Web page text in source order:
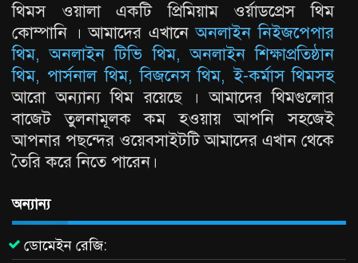
থিমস ওয়ালা একটি প্রিমিয়াম ওর্য়াডপ্রেস থিম
কোম্পানি । আমাদের এখানেঅনলাইন নিইজপেপার
থিম, অনলাইন টিভি থিম, অনলাইন শিক্ষাপ্রতিষ্ঠান
থিম, পার্সনাল থিম, বিজনেস থিম, ই-কর্মাস থিমসহ
আরো অন্যান্য থিম রয়েছে । আমাদের থিমগুলোর
বাজেট তুলনামূলক কম হওয়ায় আপনি সহজেই
আপনার পছন্দের ওয়েবসাইটটি আমাদের এখান থেকে
তৈরি করে নিতে পারেন।
অন্যান্য
ডোমেইন রেজি: